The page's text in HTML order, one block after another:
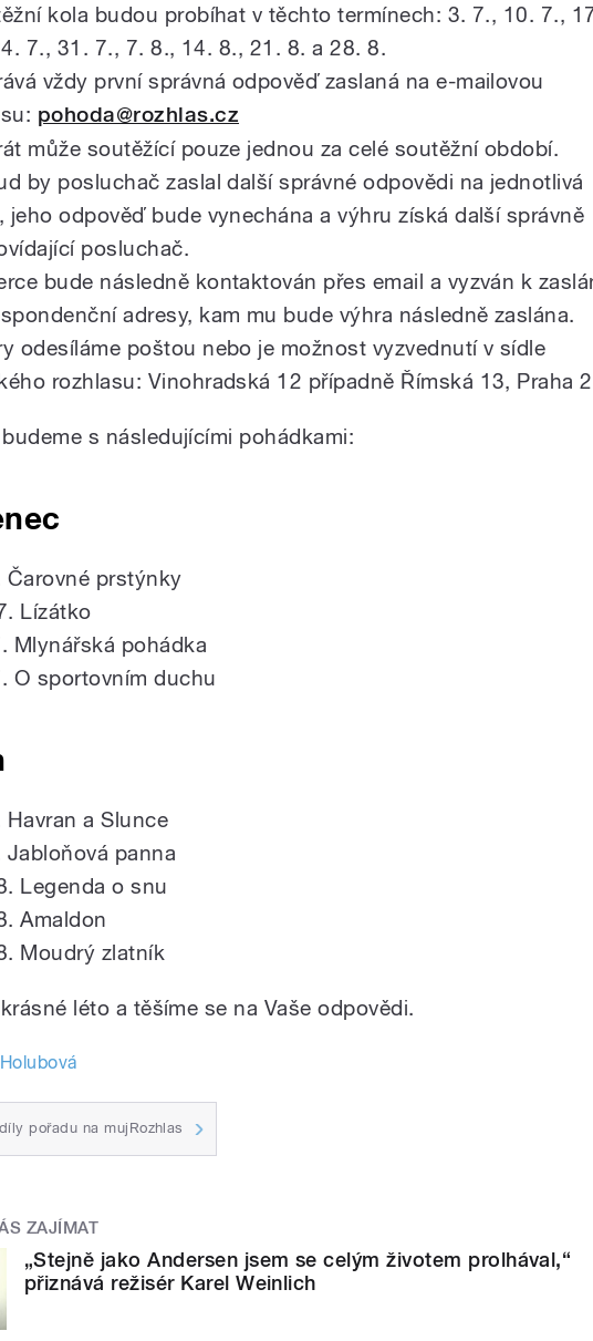
kola budou probíhat v těchto termínech: 3. 7., 10. 7.,
7., 31. 7., 7. 8., 14. 8., 21. 8. a 28. 8.
vždy první správná odpověď zaslaná na e-mailovou
pohoda@rozhlas.cz
může soutěžící pouze jednou za celé soutěžní období.
by posluchač zaslal další správné odpovědi na jednotlivá
jeho odpověď bude vynechána a výhru získá další správně
posluchač.
bude následně kontaktován přes email a vyzván k
adresy, kam mu bude výhra následně zaslána.
odesíláme poštou nebo je možnost vyzvednutí v sídle
rozhlasu: Vinohradská 12 případně Římská 13, Praha
s následujícími pohádkami:
Čarovné prstýnky
Lízátko
Mlynářská pohádka
O sportovním duchu
Havran a Slunce
Jabloňová panna
Legenda o snu
Amaldon
Moudrý zlatník
léto a těšíme se na Vaše odpovědi.
pořadu na mujRozhlas
ZAJÍMAT
„Stejně jako Andersen jsem se celým životem prolhával,“
přiznává režisér Karel Weinlich